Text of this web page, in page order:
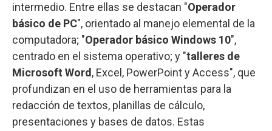
intermedio. Entre ellas se destacan "Operador
básico de PC", orientado al manejo elemental de la
computadora; "Operador básico Windows 10",
centrado en el sistema operativo; y "talleres de
Microsoft Word, Excel, PowerPoint y Access", que
profundizan en el uso de herramientas para la
redacción de textos, planillas de cálculo,
presentaciones y bases de datos. Estas